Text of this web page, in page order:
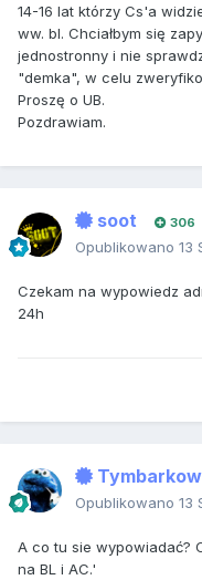
14-16 lat którzy Cs'a
ww. bl. Chciałbym się
jednostronny i nie
"demka", w celu
Proszę o UB.
Pozdrawiam.
soot 306
Opublikowano 13
Czekam na wypowiedz
24h
Opublikowano 13
A co tu sie wypowiadać?
na BL i AC.'